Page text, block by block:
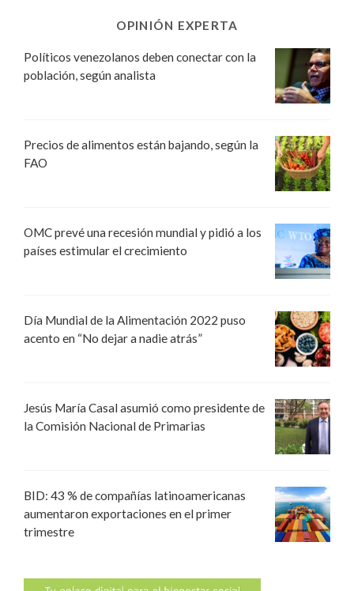
OPINIÓN EXPERTA
Políticos venezolanos deben conectar con la
población, según analista
Precios de alimentos están bajando, según la
FAO
OMC prevé una recesión mundial y pidió a los
países estimular el crecimiento
Día Mundial de la Alimentación 2022 puso
acento en “No dejar a nadie atrás”
Jesús María Casal asumió como presidente de
la Comisión Nacional de Primarias
BID: 43 % de compañías latinoamericanas
aumentaron exportaciones en el primer
trimestre